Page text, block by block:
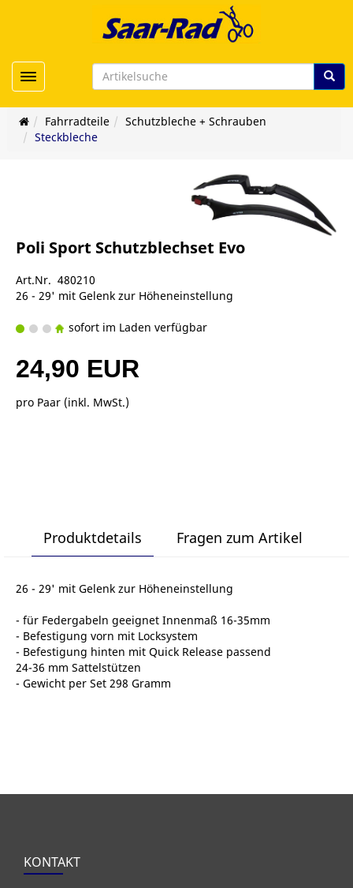
Toggle navigation
Fahrradteile
Schutzbleche + Schrauben
Steckbleche
Poli Sport Schutzblechset Evo
Art.Nr. 480210
26 - 29' mit Gelenk zur Höheneinstellung
sofort im Laden verfügbar
24,90 EUR
pro Paar (inkl. MwSt.)
Produktdetails Fragen zum Artikel
26 - 29' mit Gelenk zur Höheneinstellung
- für Federgabeln geeignet Innenmaß 16-35mm
- Befestigung vorn mit Locksystem
- Befestigung hinten mit Quick Release passend
24-36 mm Sattelstützen
- Gewicht per Set 298 Gramm
KONTAKT